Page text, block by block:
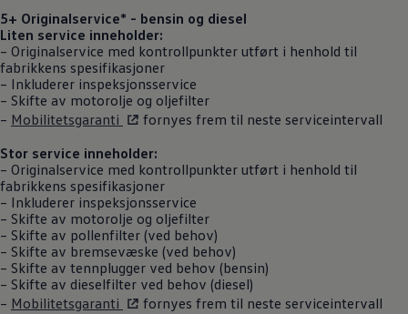
5+ Originalservice* - bensin og diesel
Liten service inneholder:
– Originalservice med kontrollpunkter utført i henhold til
fabrikkens spesifikasjoner
– Inkluderer inspeksjonsservice
– Skifte av motorolje og oljefilter
– Mobilitetsgaranti
fornyes frem til neste serviceintervall
Stor service inneholder:
– Originalservice med kontrollpunkter utført i henhold til
fabrikkens spesifikasjoner
– Inkluderer inspeksjonsservice
– Skifte av motorolje og oljefilter
– Skifte av pollenfilter (ved behov)
– Skifte av bremsevæske (ved behov)
– Skifte av tennplugger ved behov (bensin)
– Skifte av dieselfilter ved behov (diesel)
– Mobilitetsgaranti
fornyes frem til neste serviceintervall